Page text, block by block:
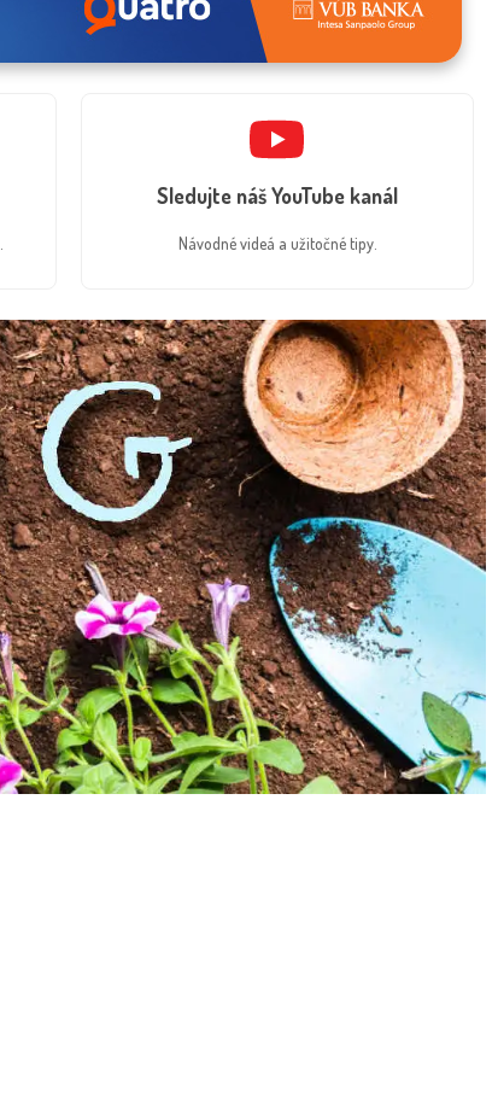
Sledujte náš YouTube kanál
Návodné videá a užitočné tipy.